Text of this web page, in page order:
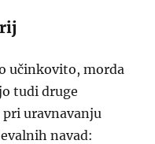
učinkovito, morda
tudi druge
uravnavanju
navad: